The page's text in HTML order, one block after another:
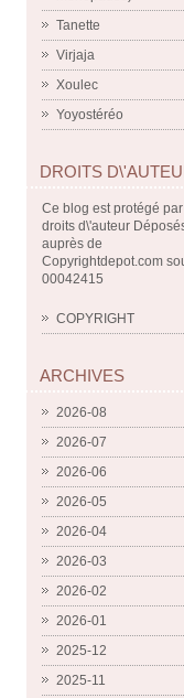
Tanette
Virjaja
Xoulec
Yoyostéréo
DROITS
Ce blog est protégé
droits d\'auteur
auprès de
Copyrightdepot.com
00042415
COPYRIGHT
ARCHIVES
2026-08
2026-07
2026-06
2026-05
2026-04
2026-03
2026-02
2026-01
2025-12
2025-11